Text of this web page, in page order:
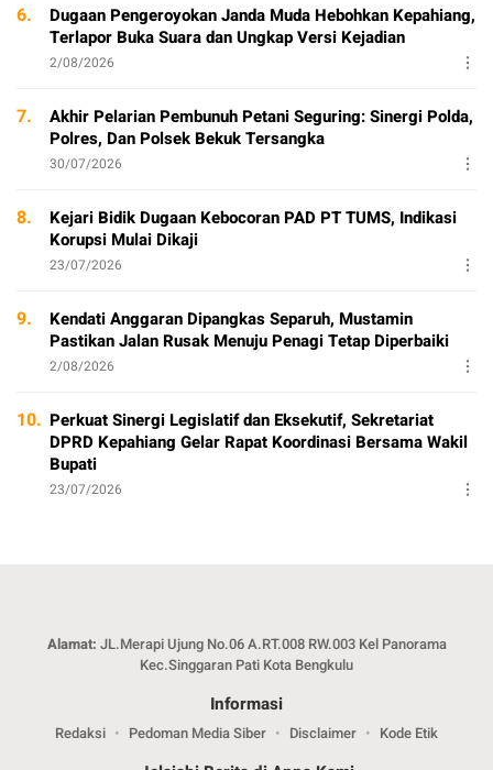
6.
Dugaan Pengeroyokan Janda Muda Hebohkan Kepahiang,
Terlapor Buka Suara dan Ungkap Versi Kejadian
2/08/2026
7.
Akhir Pelarian Pembunuh Petani Seguring: Sinergi Polda,
Polres, Dan Polsek Bekuk Tersangka
30/07/2026
8.
Kejari Bidik Dugaan Kebocoran PAD PT TUMS, Indikasi
Korupsi Mulai Dikaji
23/07/2026
9.
Kendati Anggaran Dipangkas Separuh, Mustamin
Pastikan Jalan Rusak Menuju Penagi Tetap Diperbaiki
2/08/2026
10. Perkuat Sinergi Legislatif dan Eksekutif, Sekretariat
DPRD Kepahiang Gelar Rapat Koordinasi Bersama Wakil
Bupati
23/07/2026
Alamat: JL.Merapi Ujung No.06 A.RT.008 RW.003 Kel Panorama
Kec.Singgaran Pati Kota Bengkulu
Informasi
Redaksi Pedoman Media Siber Disclaimer Kode Etik